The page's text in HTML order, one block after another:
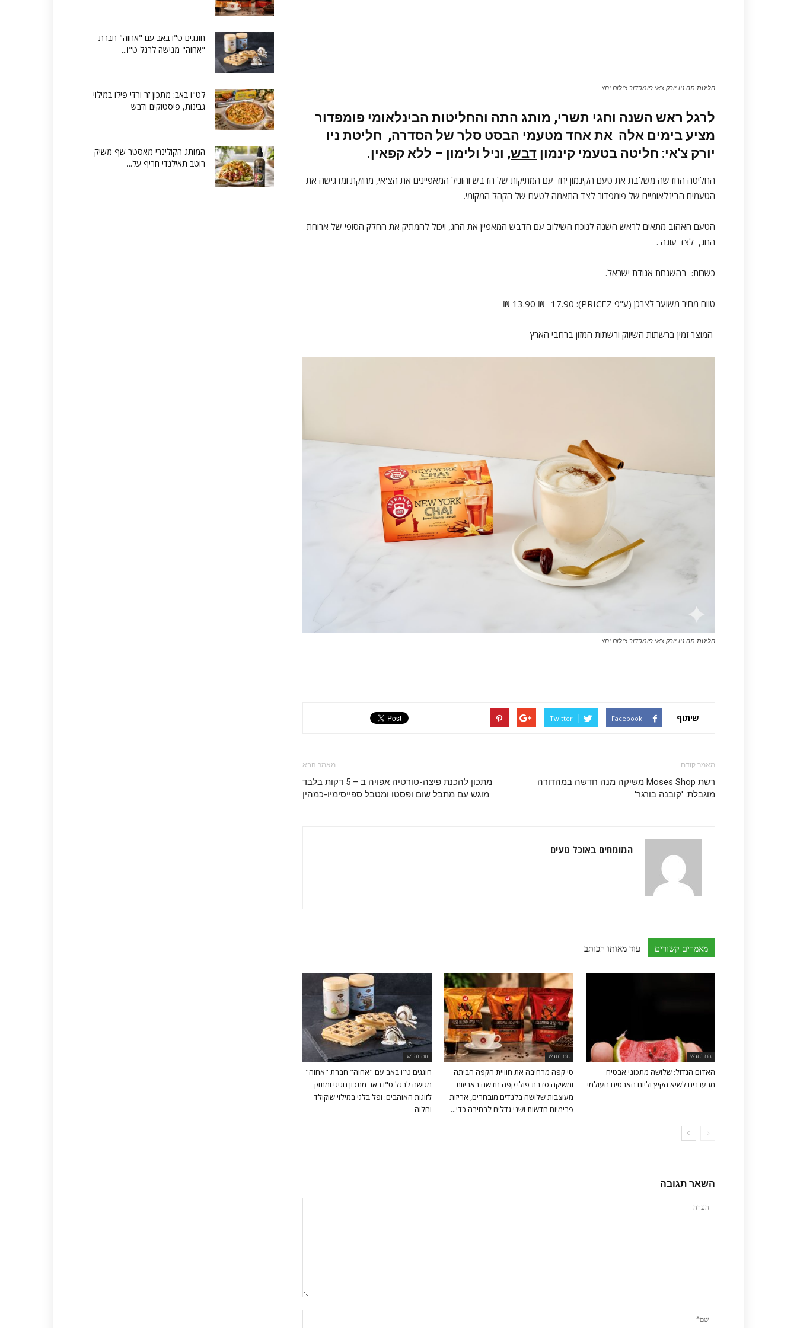
חליטת תה ניו יורק צאי פומפדור צילום יחצ
לרגל ראש השנה וחגי תשרי, מותג התה והחליטות הבינלאומי פומפדור
מציע בימים אלה את אחד מטעמי הבסט סלר של הסדרה, חליטת ניו
יורק צ'אי: חליטה בטעמי קינמון דבש, וניל ולימון – ללא קפאין.
החליטה החדשה משלבת את טעם הקינמון יחד עם המתיקות של הדבש והוניל המאפיינים את הצ'אי, מחזקת ומדגישה את
הטעמים הבינלאומיים של פומפדור לצד התאמה לטעם של הקהל המקומי.
הטעם האהוב מתאים לראש השנה לנוכח השילוב עם הדבש המאפיין את החג, ויכול להמתיק את החלק הסופי של ארוחת
החג, לצד עוגה .
כשרות: בהשגחת אגודת ישראל.
טווח מחיר משוער לצרכן (ע"פ PRICEZ): 13.90 ₪ -17.90 ₪
המוצר זמין ברשתות השיווק ורשתות המזון ברחבי הארץ
חליטת תה ניו יורק צאי פומפדור צילום יחצ
שיתוף Facebook
Twitter
מאמר קודם
רשת Moses Shop משיקה מנה חדשה במהדורה
מוגבלת: 'קובנה בורגר'
מאמר הבא
מתכון להכנת פיצה-טורטיה אפויה ב – 5 דקות בלבד
מוגש עם מתבל שום ופסטו ומטבל ספייסימיו-כמהין
המומחים באוכל טעים
מאמרים קשורים עוד מאותו הכותב
חם וחדש
האדום הגדול: שלושה מתכוני אבטיח
מרעננים לשיא הקיץ וליום האבטיח העולמי
חם וחדש
סי קפה מרחיבה את חוויית הקפה הביתה
ומשיקה סדרת פולי קפה חדשה באריזות
מעוצבות שלושה בלנדים מובחרים, אריזות
פרימיום חדשות ושני גדלים לבחירה כדי...
חם וחדש
חוגגים ט"ו באב עם "אחוה" חברת "אחוה"
מגישה לרגל ט"ו באב מתכון חגיגי ומתוק
לזוגות האוהבים: ופל בלגי במילוי שוקולד
וחלוה
השאר תגובה
חוגגים ט"ו באב עם "אחוה" חברת
"אחוה" מגישה לרגל ט"ו...
לט"ו באב: מתכון זר ורדי פילו במילוי
גבינות, פיסטוקים ודבש
המותג הקולינרי מאסטר שף משיק
רוטב תאילנדי חריף על...